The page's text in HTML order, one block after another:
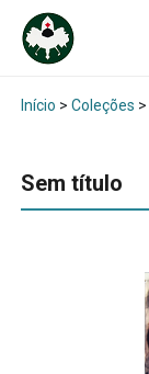
Início > Coleções >
Sem título